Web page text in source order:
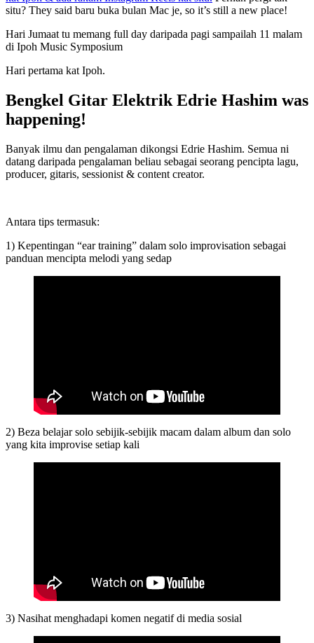
situ? They said baru buka bulan Mac je, so it’s still a new place!
Hari Jumaat tu memang full day daripada pagi sampailah 11 malam
di Ipoh Music Symposium
Hari pertama kat Ipoh.
Bengkel Gitar Elektrik Edrie Hashim was
happening!
Banyak ilmu dan pengalaman dikongsi Edrie Hashim. Semua ni
datang daripada pengalaman beliau sebagai seorang pencipta lagu,
producer, gitaris, sessionist & content creator.
Antara tips termasuk:
1) Kepentingan “ear training” dalam solo improvisation sebagai
panduan mencipta melodi yang sedap
2) Beza belajar solo sebijik-sebijik macam dalam album dan solo
yang kita improvise setiap kali
3) Nasihat menghadapi komen negatif di media sosial